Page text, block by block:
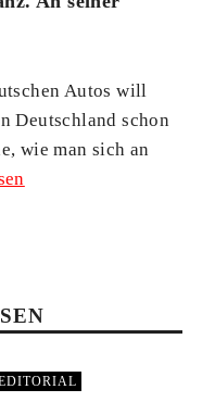
Autos will
Deutschland schon
wie man sich an